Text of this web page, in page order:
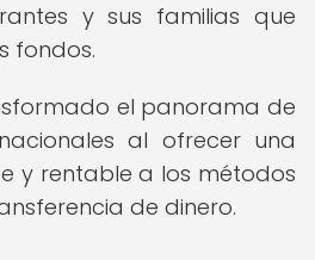
y sus familias que
fondos.
el panorama de
al ofrecer una
y rentable a los métodos
de dinero.